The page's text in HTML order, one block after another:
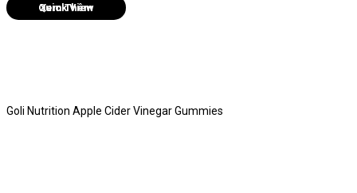
Quick View
Goli Nutrition Apple Cider Vinegar Gummies